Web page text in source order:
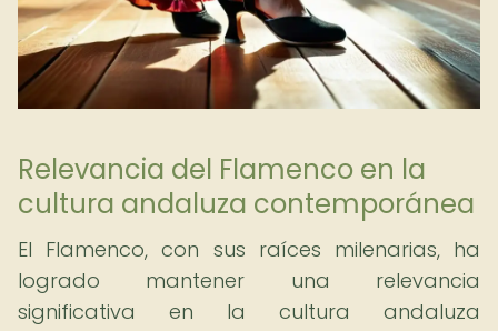
Relevancia del Flamenco en la
cultura andaluza contemporánea
El Flamenco, con sus raíces milenarias, ha
logrado mantener una relevancia
significativa en la cultura andaluza